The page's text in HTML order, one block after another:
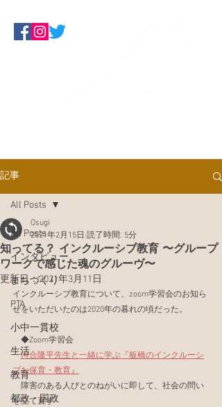
記事
All Posts
インタビュー
まちづくり
PTA
小中一貫校
生活
教育
都政・国政
All Posts
知ってる？ インクルーシブ教育 〜グループ
ワークで感じた魂のグルーヴ〜
Osugi
2021年2月15日 読了時間: 5分
更新日：2021年3月11日
インクルーシブ教育について、zoom学習会のお知ら
せをいただいたのは2020年の暮れの頃だった。
◆Zoom学習会
河合隆平先生と一緒に学ぶ『板橋のインクルーシ
ブな保育・教育』
障害のある人びとのねがいに即して、社会の問い
を立て直す